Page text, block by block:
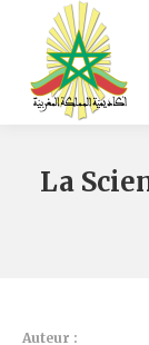
La
Auteur :